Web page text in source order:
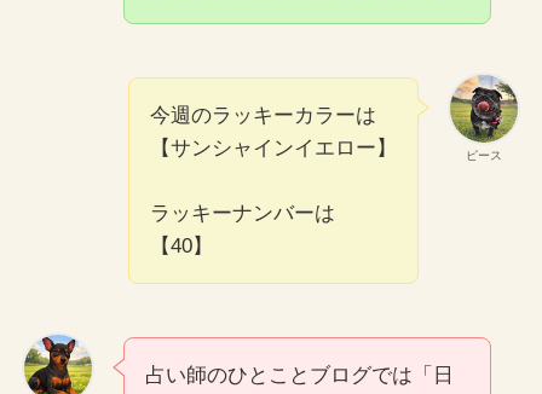
ピース
今週のラッキーカラーは
【サンシャインイエロー】
ラッキーナンバーは
【40】
占い師のひとことブログでは「日